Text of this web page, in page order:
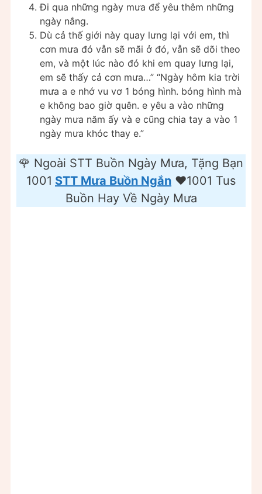
Đi qua những ngày mưa để yêu thêm những
ngày nắng.
Dù cả thế giới này quay lưng lại với em, thì
cơn mưa đó vẫn sẽ mãi ở đó, vẫn sẽ dõi theo
em, và một lúc nào đó khi em quay lưng lại,
em sẽ thấy cả cơn mưa…” “Ngày hôm kia trời
mưa a e nhớ vu vơ 1 bóng hình. bóng hình mà
e không bao giờ quên. e yêu a vào những
ngày mưa năm ấy và e cũng chia tay a vào 1
ngày mưa khóc thay e.”
🌹 Ngoài STT Buồn Ngày Mưa, Tặng Bạn
1001 STT Mưa Buồn Ngắn ❤️️1001 Tus
Buồn Hay Về Ngày Mưa